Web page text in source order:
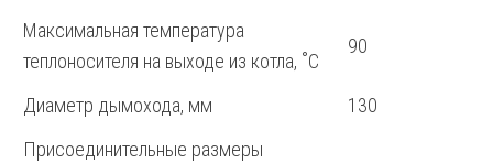
Максимальная температура
теплоносителя на выходе из котла, ˚С
90
Диаметр дымохода, мм
130
Присоединительные размеры